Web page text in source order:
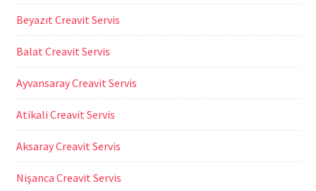
Beyazıt Creavit Servis
Balat Creavit Servis
Ayvansaray Creavit Servis
Atikali Creavit Servis
Aksaray Creavit Servis
Nişanca Creavit Servis